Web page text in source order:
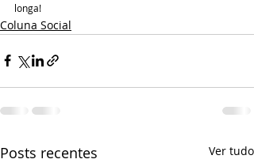
longa!
Coluna Social
Posts recentes Ver tudo